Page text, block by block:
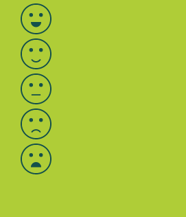
Bewertung auswählen